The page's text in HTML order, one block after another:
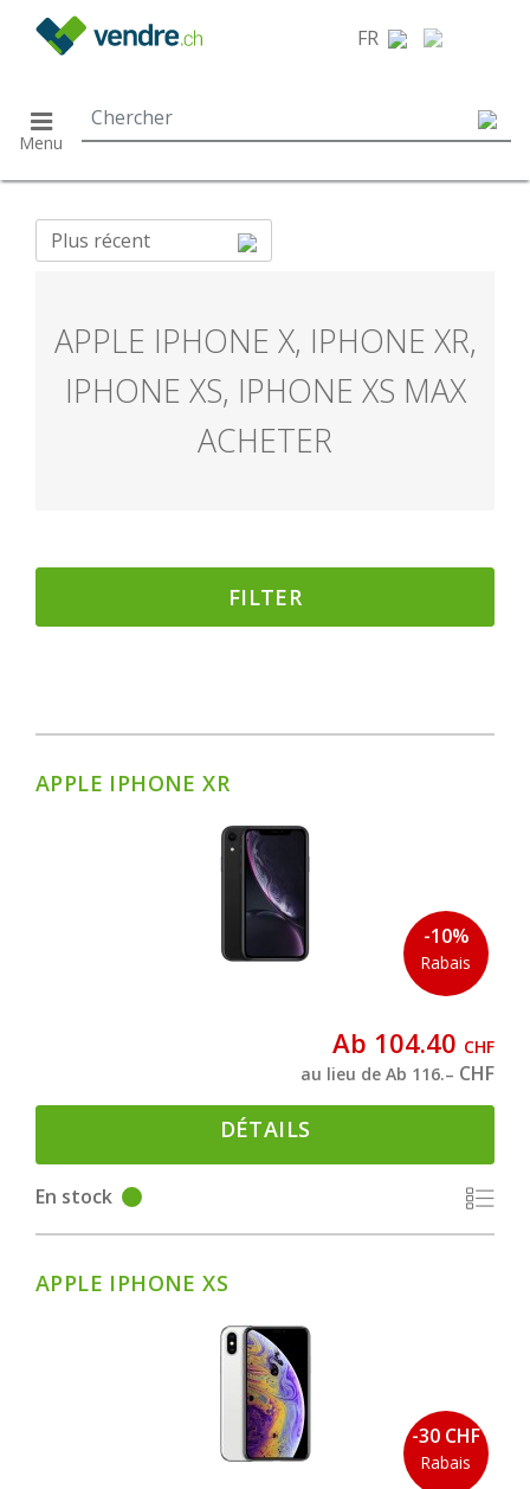
FR
Menu
Plus récent
APPLE IPHONE X, IPHONE XR,
IPHONE XS, IPHONE XS MAX
ACHETER
FILTER
-10%
Rabais
APPLE IPHONE XR
Ab 104.40 CHF
au lieu de Ab 116.– CHF
DÉTAILS
En stock
-30 CHF
Rabais
APPLE IPHONE XS